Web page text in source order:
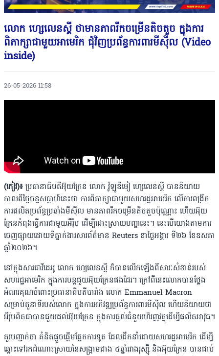
លោក ហ្សេលេនស្គី ថាមានភាពរីកចម្រើនតិចតួច ក្នុងការ
ពិភាក្សាជាមួយអាមេរិក ជុំវិញប្រព័ន្ធការពារមីស៉ីល (Video
inside)
26-05-2026 11:58
(កៀវ)៖ ប្រធានាធិបតីអ៊ុយក្រែន លោក វ៉ូឡូឌីមៀ ហ្សេលេនស្គី បាននិយាយ
កាលពីថ្ងៃចន្ទសប្តាហ៍នេះថា ការពិភាក្សាជាមួយសហរដ្ឋអាមេរិក លើការពង្រីក
ការផលិតប្រព័ន្ធប្រឆាំងមីស៉ីល មានភាពរីកចម្រើនតិចតួចប៉ុណ្ណោះ ហើយអ៊ុយ
ក្រែនកំពុងធ្វើការជាមួយអឺរ៉ុប ដើម្បីដោះស្រាយបញ្ហានេះ។ នេះបើយោងតាមការ
ចេញផ្សាយដោយទីភ្នាក់ងារសារព័ត៌មាន Reuters នាថ្ងៃអង្គារ ទី២៦ ខែឧសភា
ឆ្នាំ២០២៦។
នៅក្នុងសារជាវីដេអូ លោក ហ្សេលេនស្គី ក៏បានលើកឡើងពីសារៈសំខាន់របស់
សហរដ្ឋអាមេរិក ក្នុងការបន្តជួយអ៊ុយក្រែនផងដែរ។ ក្រៅពីនេះលោកបានថ្លែង
អំណរគុណចំពោះប្រធានាធិបតីបារាំង លោក Emmanuel Macron
សម្រាប់តួនាទីរបស់លោក ក្នុងការអភិវឌ្ឍប្រព័ន្ធការពារមីស៉ីល ហើយនិយាយថា
អឺរ៉ុបពិតជាបានជួយដល់អ៊ុយក្រែន ក្នុងការផ្តល់ជំនួយហិរញ្ញវត្ថុដើម្បីផលិតអាវុធ។
គួរបញ្ជាក់ថា គំនិតផ្តួចផ្តើមផ្នែកការទូត ដែលដឹកនាំដោយសហរដ្ឋអាមេរិក ដើម្បី
ឆ្ពោះទៅរកដំណោះស្រាយនៃសង្គ្រាមជាង ៤ឆ្នាំរវាងរុស្ស៉ី និងអ៊ុយក្រែន បានជាប់